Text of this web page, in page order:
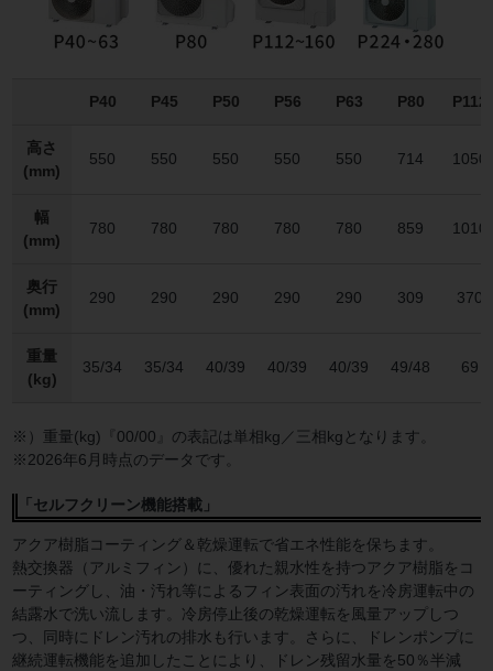
P40 P45 P50 P56 P63 P80 P112
高さ
(mm)
550 550 550 550 550 714 1050
幅
(mm)
780 780 780 780 780 859 1010
奥行
(mm)
290 290 290 290 290 309 370
重量
(kg)
35/34 35/34 40/39 40/39 40/39 49/48 69
※）重量(kg)『00/00』の表記は単相kg／三相kgとなります。
※2026年6月時点のデータです。
「セルフクリーン機能搭載」
アクア樹脂コーティング＆乾燥運転で省エネ性能を保ちます。
熱交換器（アルミフィン）に、優れた親水性を持つアクア樹脂をコ
ーティングし、油・汚れ等によるフィン表面の汚れを冷房運転中の
結露水で洗い流します。冷房停止後の乾燥運転を風量アップしつ
つ、同時にドレン汚れの排水も行います。さらに、ドレンポンプに
継続運転機能を追加したことにより、ドレン残留水量を50％半減